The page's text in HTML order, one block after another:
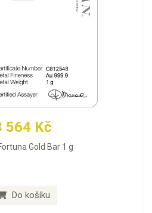
564 Kč
Gold Bar 1 g
Do košíku